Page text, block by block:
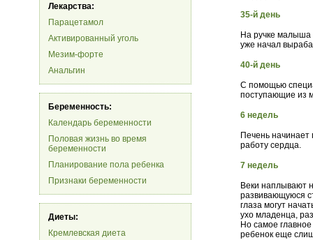
Лекарства:
Парацетамол
Активированный уголь
Мезим-форте
Анальгин
Беременность:
Календарь беременности
Половая жизнь во время
беременности
Планирование пола ребенка
Признаки беременности
Диеты:
Кремлевская диета
35-й день
На ручке малыша
уже начал
40-й день
С помощью
поступающие из
6 недель
Печень начинает
работу сердца.
7 недель
Веки наплывают
развивающуюся
глаза могут
ухо младенца,
Но самое
ребенок еще